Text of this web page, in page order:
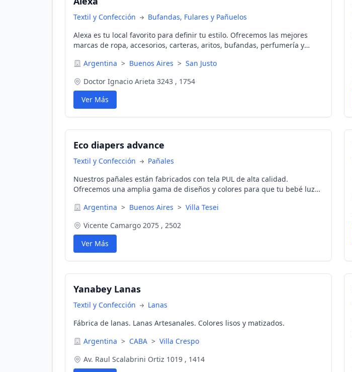
Textil y Confección
Bufandas, Fulares y Pañuelos
Alexa es tu local favorito para definir tu estilo. Ofrecemos las mejores
marcas de ropa, accesorios, carteras, aritos, bufandas, perfumería y
Argentina > Buenos Aires > San Justo
Doctor Ignacio Arieta 3243 , 1754
Ver Más
Eco diapers advance
Textil y Confección
Pañales
Nuestros pañales están fabricados con tela PUL de alta calidad.
Ofrecemos una amplia gama de diseños y colores para que tu bebé luzca
Argentina > Buenos Aires > Villa Tesei
Vicente Camargo 2075 , 2502
Ver Más
Yanabey Lanas
Textil y Confección
Lanas
Fábrica de lanas. Lanas Artesanales. Colores lisos y matizados.
Argentina > CABA > Villa Crespo
Av. Raul Scalabrini Ortiz 1019 , 1414